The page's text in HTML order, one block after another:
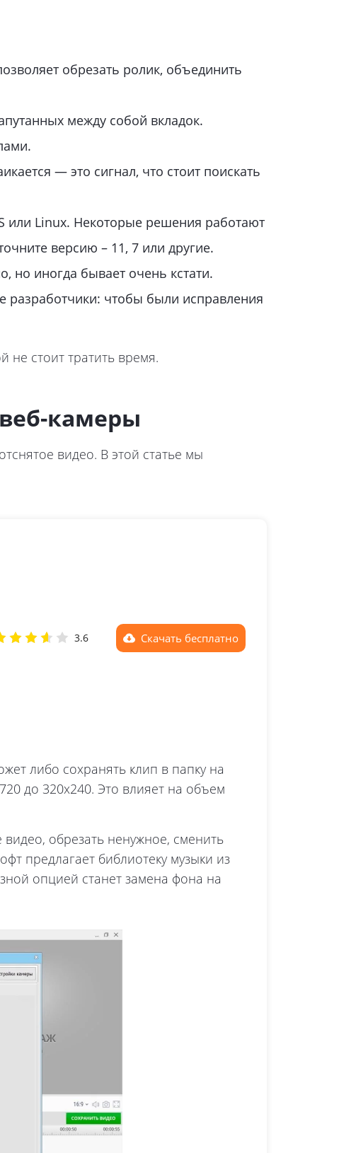
обрезать ролик, объединить
между собой вкладок.
— это сигнал, что стоит поискать
или Linux. Некоторые решения работают
версию – 11, 7 или другие.
но иногда бывает очень кстати.
разработчики: чтобы были исправления
не стоит тратить время.
камеры
видео. В этой статье мы
3.6 Скачать бесплатно
либо сохранять клип в папку на
до 320х240. Это влияет на объем
обрезать ненужное, сменить
предлагает библиотеку музыки из
опцией станет замена фона на